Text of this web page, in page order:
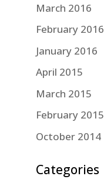
March 2016
February 2016
January 2016
April 2015
March 2015
February 2015
October 2014
Categories